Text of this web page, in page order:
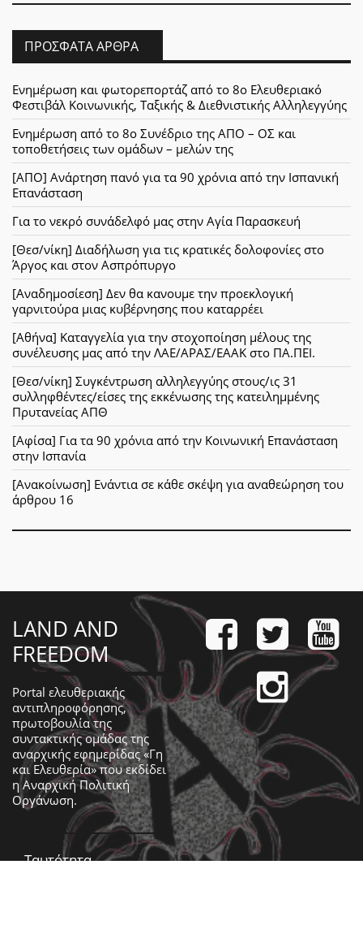
ΠΡΌΣΦΑΤΑ ΆΡΘΡΑ
Ενημέρωση και φωτορεπορτάζ από το 8ο Ελευθεριακό
Φεστιβάλ Κοινωνικής, Ταξικής & Διεθνιστικής Αλληλεγγύης
Ενημέρωση από το 8ο Συνέδριο της ΑΠΟ – ΟΣ και
τοποθετήσεις των ομάδων – μελών της
[ΑΠΟ] Ανάρτηση πανό για τα 90 χρόνια από την Ισπανική
Επανάσταση
Για το νεκρό συνάδελφό μας στην Αγία Παρασκευή
[Θεσ/νίκη] Διαδήλωση για τις κρατικές δολοφονίες στο
Άργος και στον Ασπρόπυργο
[Αναδημοσίεση] Δεν θα κανουμε την προεκλογική
γαρνιτούρα μιας κυβέρνησης που καταρρέει
[Αθήνα] Καταγγελία για την στοχοποίηση μέλους της
συνέλευσης μας από την ΛΑΕ/ΑΡΑΣ/ΕΑΑΚ στο ΠΑ.ΠΕΙ.
[Θεσ/νίκη] Συγκέντρωση αλληλεγγύης στους/ις 31
συλληφθέντες/είσες της εκκένωσης της κατειλημμένης
Πρυτανείας ΑΠΘ
[Αφίσα] Για τα 90 χρόνια από την Κοινωνική Επανάσταση
στην Ισπανία
[Ανακοίνωση] Ενάντια σε κάθε σκέψη για αναθεώρηση του
άρθρου 16
LAND AND
FREEDOM
Portal ελευθεριακής
αντιπληροφόρησης,
πρωτοβουλία της
συντακτικής ομάδας της
αναρχικής εφημερίδας «Γη
και Ελευθερία» που εκδίδει
ηΑναρχική Πολιτική
Οργάνωση.
Ταυτότητα